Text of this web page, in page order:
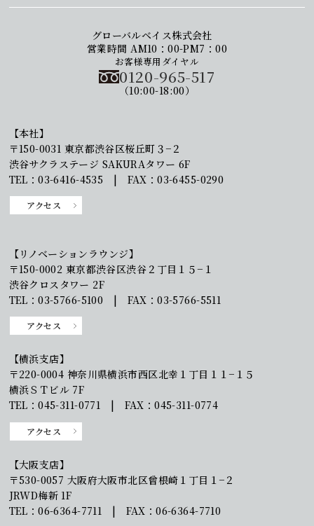
グローバルベイス株式会社
営業時間 AM10：00-PM7：00
お客様専用ダイヤル
0120-965-517
（10:00-18:00）
【本社】
〒150-0031 東京都渋谷区桜丘町３−２
渋谷サクラステージ SAKURAタワー 6F
TEL：03-6416-4535 | FAX：03-6455-0290
アクセス
【リノベーションラウンジ】
〒150-0002 東京都渋谷区渋谷２丁目１５−１
渋谷クロスタワー 2F
TEL：03-5766-5100 | FAX：03-5766-5511
アクセス
【横浜支店】
〒220-0004 神奈川県横浜市西区北幸１丁目１１−１５
横浜ＳＴビル 7F
TEL：045-311-0771 | FAX：045-311-0774
アクセス
【大阪支店】
〒530-0057 大阪府大阪市北区曾根崎１丁目１−２
JRWD梅新 1F
TEL：06-6364-7711 | FAX：06-6364-7710